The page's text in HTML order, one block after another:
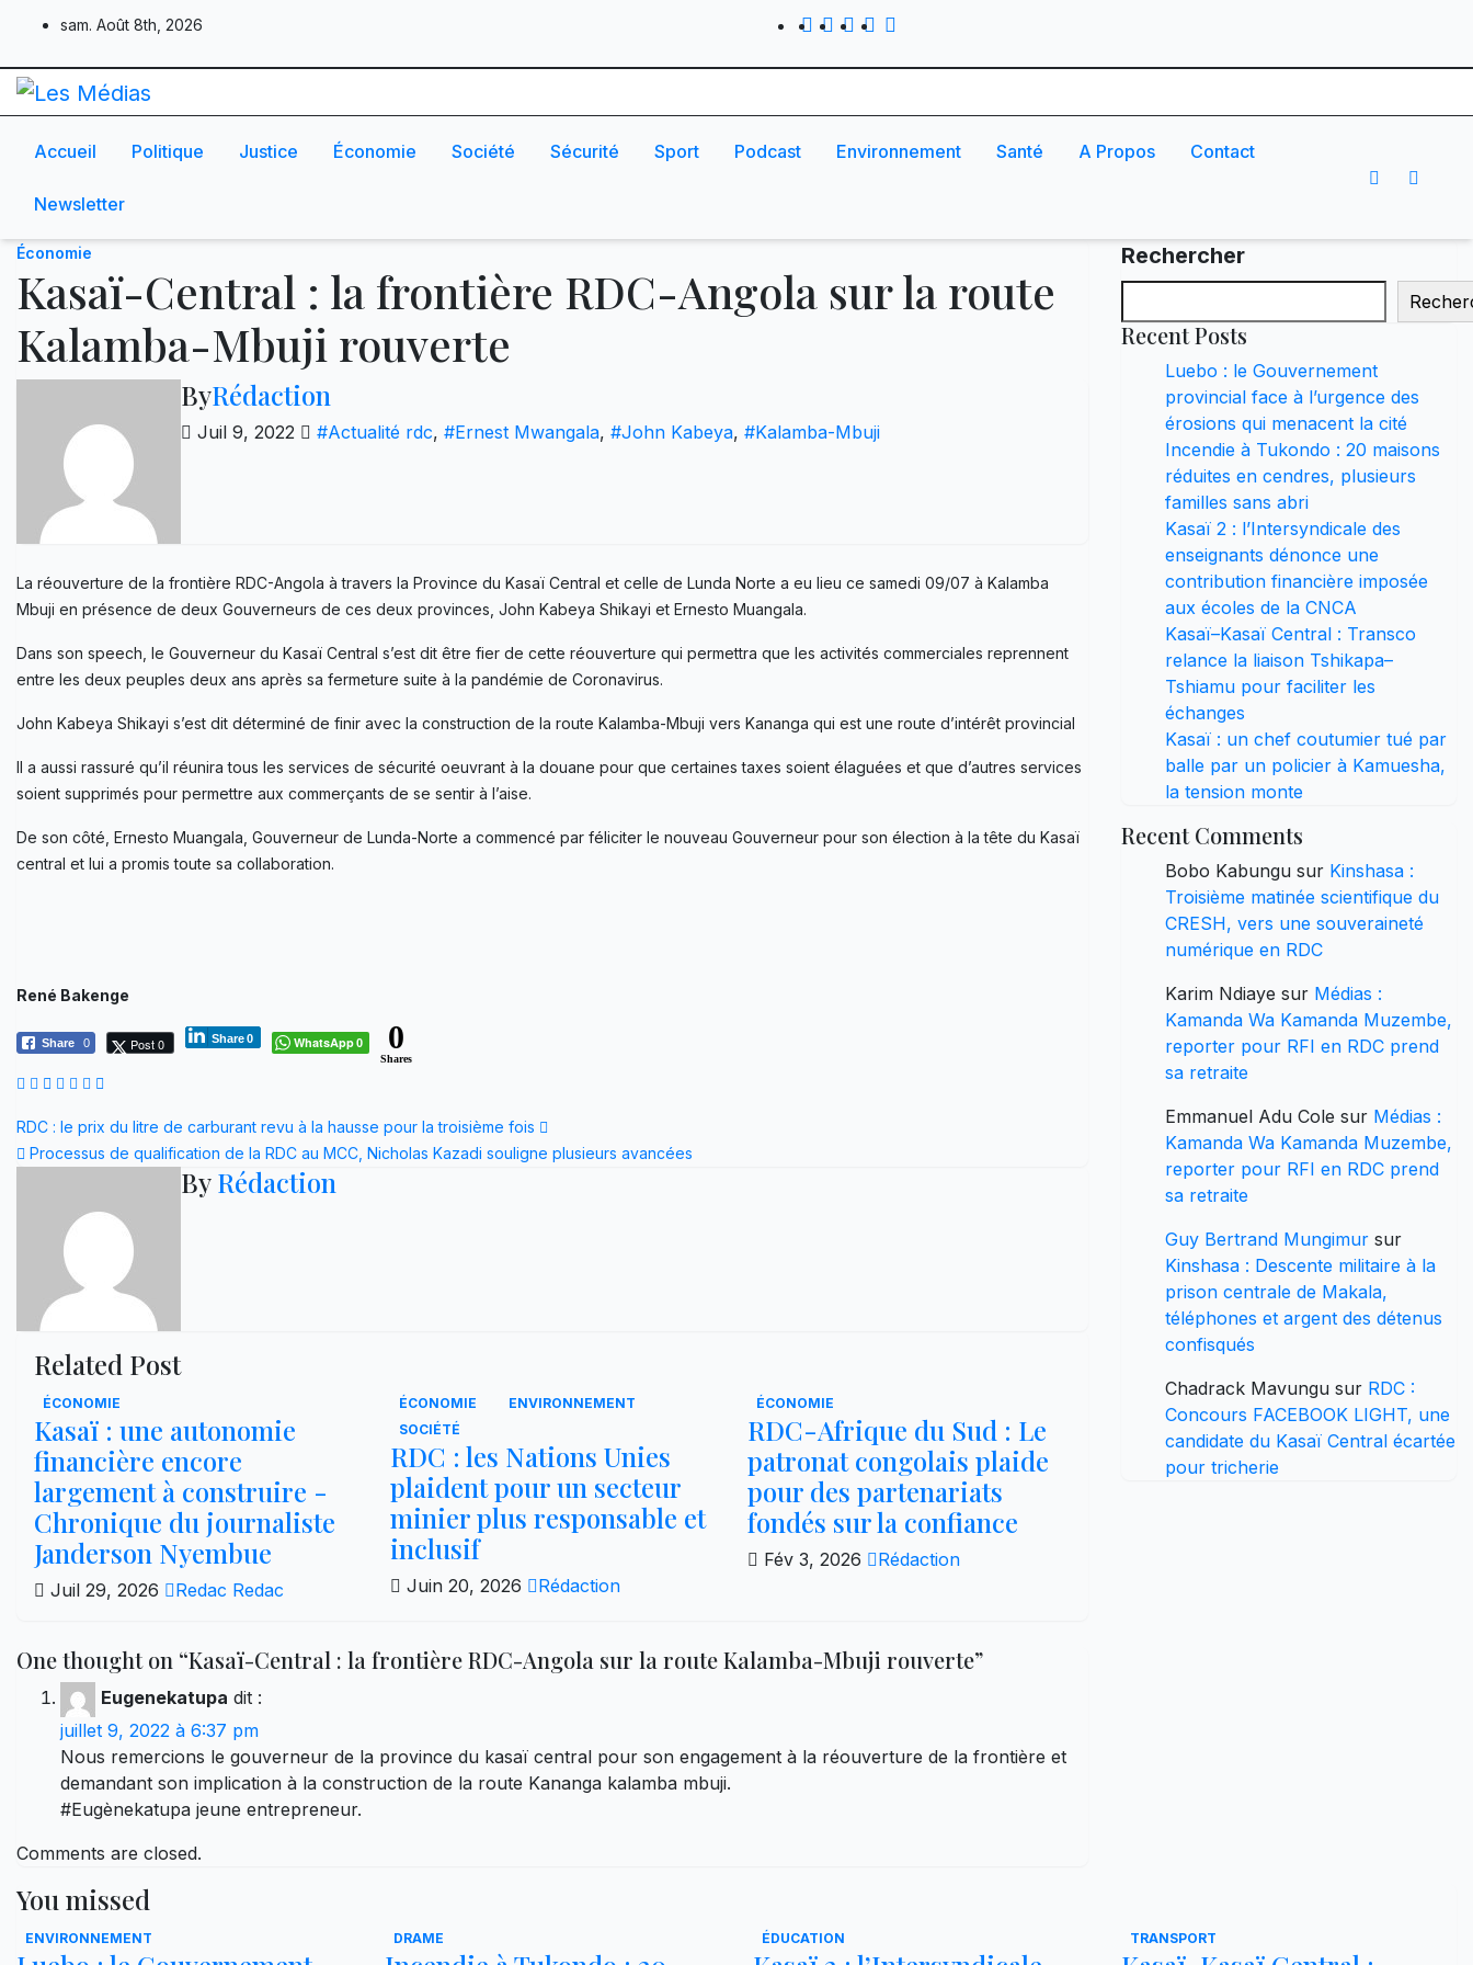
content
sam. Août 8th, 2026
Accueil Politique Justice Économie Société Sécurité Sport Podcast Environnement Santé A Propos Contact
Newsletter
Économie
Kasaï-Central : la frontière RDC-Angola sur la route
Kalamba-Mbuji rouverte
ByRédaction
Juil 9, 2022 #Actualité rdc, #Ernest Mwangala, #John Kabeya, #Kalamba-Mbuji
La réouverture de la frontière RDC-Angola à travers la Province du Kasaï Central et celle de Lunda Norte a eu lieu ce samedi 09/07 à Kalamba
Mbuji en présence de deux Gouverneurs de ces deux provinces, John Kabeya Shikayi et Ernesto Muangala.
Dans son speech, le Gouverneur du Kasaï Central s’est dit être fier de cette réouverture qui permettra que les activités commerciales reprennent
entre les deux peuples deux ans après sa fermeture suite à la pandémie de Coronavirus.
John Kabeya Shikayi s’est dit déterminé de finir avec la construction de la route Kalamba-Mbuji vers Kananga qui est une route d’intérêt provincial
Il a aussi rassuré qu’il réunira tous les services de sécurité oeuvrant à la douane pour que certaines taxes soient élaguées et que d’autres services
soient supprimés pour permettre aux commerçants de se sentir à l’aise.
De son côté, Ernesto Muangala, Gouverneur de Lunda-Norte a commencé par féliciter le nouveau Gouverneur pour son élection à la tête du Kasaï
central et lui a promis toute sa collaboration.
René Bakenge
Share 0 Post 0 Share0 WhatsApp0 0
Shares
Navigation
de
l’article
RDC : le prix du litre de carburant revu à la hausse pour la troisième fois
Processus de qualification de la RDC au MCC, Nicholas Kazadi souligne plusieurs avancées
ByRédaction
Related Post
ÉCONOMIE
Kasaï : une autonomie
financière encore
largement à construire -
Chronique du journaliste
Janderson Nyembue
Juil 29, 2026 Redac Redac
ÉCONOMIE
ENVIRONNEMENT
SOCIÉTÉ
RDC : les Nations Unies
plaident pour un secteur
minier plus responsable et
inclusif
Juin 20, 2026 Rédaction
ÉCONOMIE
RDC-Afrique du Sud : Le
patronat congolais plaide
pour des partenariats
fondés sur la confiance
Fév 3, 2026 Rédaction
One thought on “Kasaï-Central : la frontière RDC-Angola sur la route Kalamba-Mbuji rouverte”
Eugenekatupa dit :
juillet 9, 2022 à 6:37 pm
Nous remercions le gouverneur de la province du kasaï central pour son engagement à la réouverture de la frontière et
demandant son implication à la construction de la route Kananga kalamba mbuji.
#Eugènekatupa jeune entrepreneur.
Comments are closed.
Rechercher
Recent Posts
Luebo : le Gouvernement
provincial face à l’urgence des
érosions qui menacent la cité
Incendie à Tukondo : 20 maisons
réduites en cendres, plusieurs
familles sans abri
Kasaï 2 : l’Intersyndicale des
enseignants dénonce une
contribution financière imposée
aux écoles de la CNCA
Kasaï–Kasaï Central : Transco
relance la liaison Tshikapa–
Tshiamu pour faciliter les
échanges
Kasaï : un chef coutumier tué par
balle par un policier à Kamuesha,
la tension monte
Recent Comments
Bobo Kabungu sur Kinshasa :
Troisième matinée scientifique du
CRESH, vers une souveraineté
numérique en RDC
Karim Ndiaye sur Médias :
Kamanda Wa Kamanda Muzembe,
reporter pour RFI en RDC prend
sa retraite
Emmanuel Adu Cole sur Médias :
Kamanda Wa Kamanda Muzembe,
reporter pour RFI en RDC prend
sa retraite
Guy Bertrand Mungimur sur
Kinshasa : Descente militaire à la
prison centrale de Makala,
téléphones et argent des détenus
confisqués
Chadrack Mavungu sur RDC :
Concours FACEBOOK LIGHT, une
candidate du Kasaï Central écartée
pour tricherie
You missed
ENVIRONNEMENT DRAME ÉDUCATION TRANSPORT